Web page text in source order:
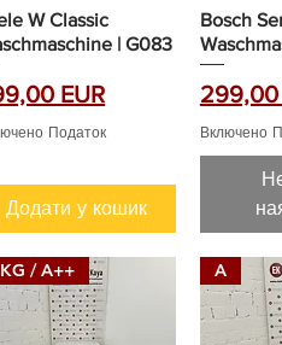
W Classic
| G083
EUR
Податок
Додати у кошик
Bosch
Ціна
299,00
Включено
/ A++ A